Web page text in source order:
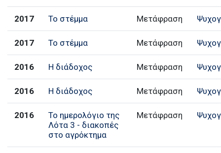
2017 Το στέμμα Μετάφραση
2017 Το στέμμα Μετάφραση
2016 Η διάδοχος Μετάφραση
2016 Η διάδοχος Μετάφραση
2016
Το ημερολόγιο της
Λότα 3 - διακοπές
στο αγρόκτημα
Μετάφραση